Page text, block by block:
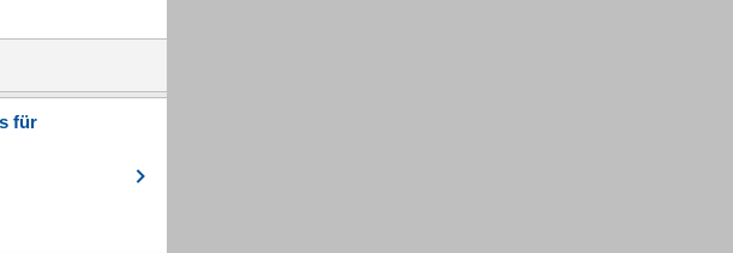
für